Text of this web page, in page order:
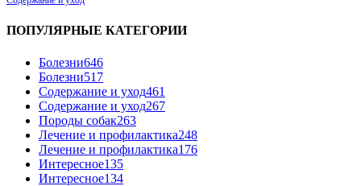
ПОПУЛЯРНЫЕ КАТЕГОРИИ
Болезни646
Болезни517
Содержание и уход461
Содержание и уход267
Породы собак263
Лечение и профилактика248
Лечение и профилактика176
Интересное135
Интересное134